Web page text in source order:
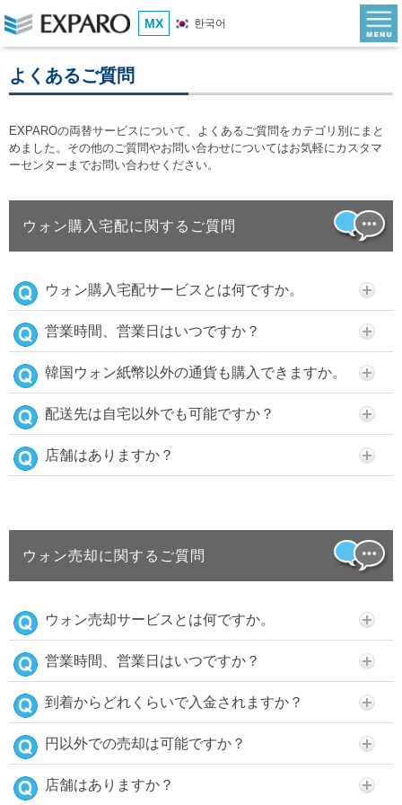
MX 한국어
よくあるご質問
EXPAROの両替サービスについて、よくあるご質問をカテゴリ別にまと
めました。その他のご質問やお問い合わせについてはお気軽にカスタマ
ーセンターまでお問い合わせください。
ウォン購入宅配に関するご質問
ウォン購入宅配サービスとは何ですか。
営業時間、営業日はいつですか？
韓国ウォン紙幣以外の通貨も購入できますか。
配送先は自宅以外でも可能ですか？
店舗はありますか？
ウォン売却に関するご質問
ウォン売却サービスとは何ですか。
営業時間、営業日はいつですか？
到着からどれくらいで入金されますか？
円以外での売却は可能ですか？
店舗はありますか？